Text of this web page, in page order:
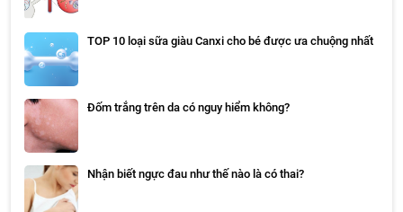
TOP 10 loại sữa giàu Canxi cho bé được ưa chuộng nhất
Đốm trắng trên da có nguy hiểm không?
Nhận biết ngực đau như thế nào là có thai?